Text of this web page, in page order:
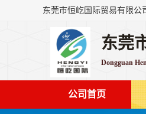
东莞
Dongguan
公司首页